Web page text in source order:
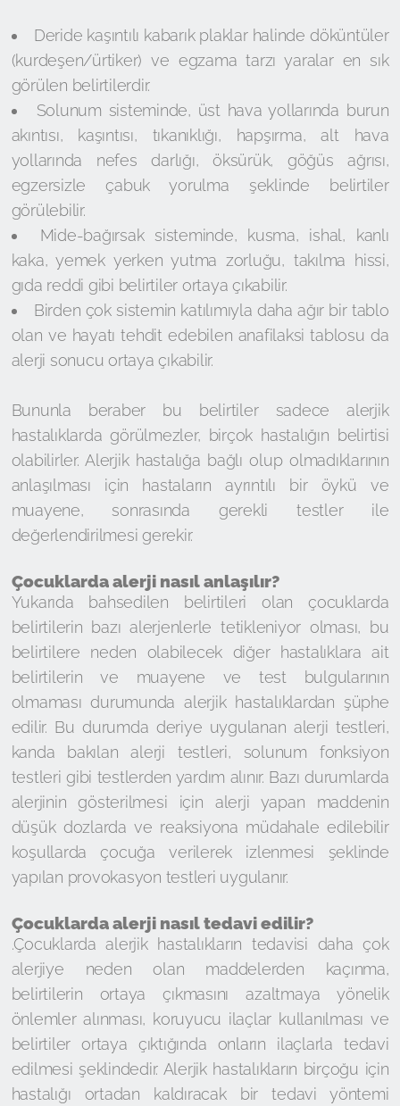
Deride kaşıntılı kabarık plaklar halinde döküntüler
(kurdeşen/ürtiker) ve egzama tarzı yaralar en sık
görülen belirtilerdir.
Solunum sisteminde, üst hava yollarında burun
akıntısı, kaşıntısı, tıkanıklığı, hapşırma, alt hava
yollarında nefes darlığı, öksürük, göğüs ağrısı,
egzersizle çabuk yorulma şeklinde belirtiler
görülebilir.
Mide-bağırsak sisteminde, kusma, ishal, kanlı
kaka, yemek yerken yutma zorluğu, takılma hissi,
gıda reddi gibi belirtiler ortaya çıkabilir.
Birden çok sistemin katılımıyla daha ağır bir tablo
olan ve hayatı tehdit edebilen anafilaksi tablosu da
alerji sonucu ortaya çıkabilir.
Bununla beraber bu belirtiler sadece alerjik
hastalıklarda görülmezler, birçok hastalığın belirtisi
olabilirler. Alerjik hastalığa bağlı olup olmadıklarının
anlaşılması için hastaların ayrıntılı bir öykü ve
muayene, sonrasında gerekli testler ile
değerlendirilmesi gerekir.
Çocuklarda alerji nasıl anlaşılır?
Yukarıda bahsedilen belirtileri olan çocuklarda
belirtilerin bazı alerjenlerle tetikleniyor olması, bu
belirtilere neden olabilecek diğer hastalıklara ait
belirtilerin ve muayene ve test bulgularının
olmaması durumunda alerjik hastalıklardan şüphe
edilir. Bu durumda deriye uygulanan alerji testleri,
kanda bakılan alerji testleri, solunum fonksiyon
testleri gibi testlerden yardım alınır. Bazı durumlarda
alerjinin gösterilmesi için alerji yapan maddenin
düşük dozlarda ve reaksiyona müdahale edilebilir
koşullarda çocuğa verilerek izlenmesi şeklinde
yapılan provokasyon testleri uygulanır.
Çocuklarda alerji nasıl tedavi edilir?
.Çocuklarda alerjik hastalıkların tedavisi daha çok
alerjiye neden olan maddelerden kaçınma,
belirtilerin ortaya çıkmasını azaltmaya yönelik
önlemler alınması, koruyucu ilaçlar kullanılması ve
belirtiler ortaya çıktığında onların ilaçlarla tedavi
edilmesi şeklindedir. Alerjik hastalıkların birçoğu için
hastalığı ortadan kaldıracak bir tedavi yöntemi